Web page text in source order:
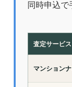
同時申込で
査定サービス
マンション